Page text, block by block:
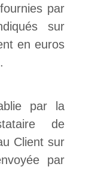
par
sur
en euros
par la
de
Client sur
par